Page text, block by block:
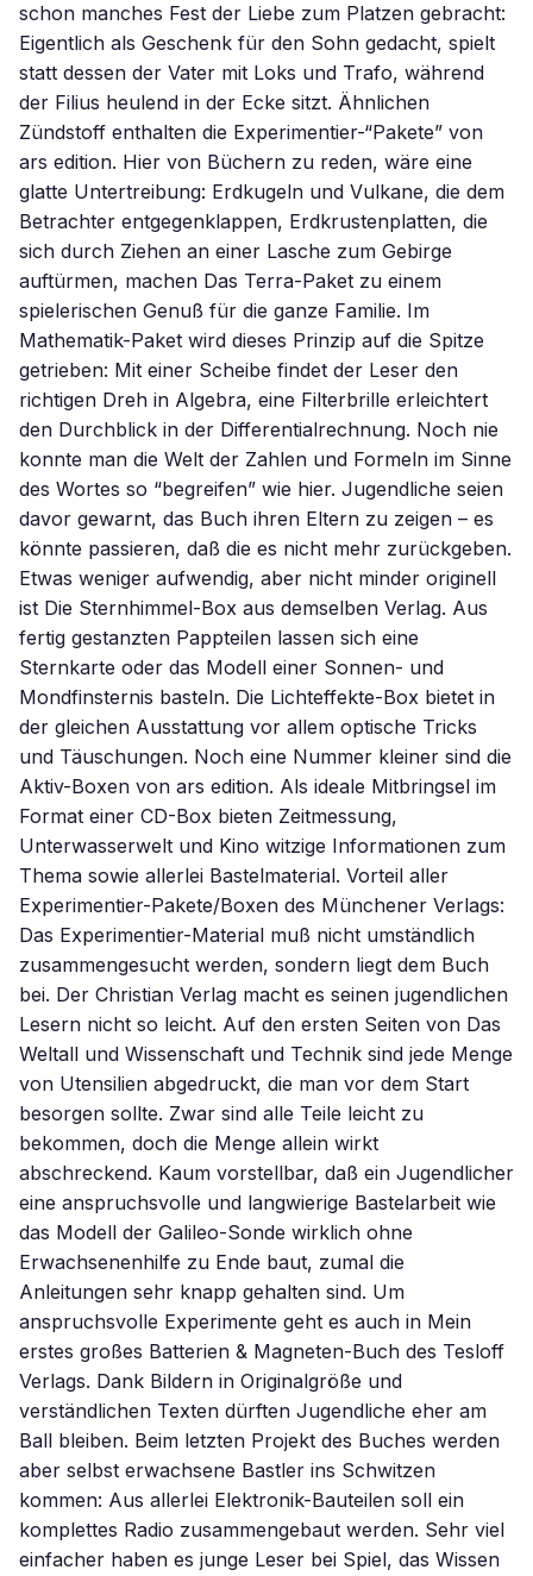
schon manches Fest der Liebe zum Platzen gebracht:
Eigentlich als Geschenk für den Sohn gedacht, spielt
statt dessen der Vater mit Loks und Trafo, während
der Filius heulend in der Ecke sitzt. Ähnlichen
Zündstoff enthalten die Experimentier-“Pakete” von
ars edition. Hier von Büchern zu reden, wäre eine
glatte Untertreibung: Erdkugeln und Vulkane, die dem
Betrachter entgegenklappen, Erdkrustenplatten, die
sich durch Ziehen an einer Lasche zum Gebirge
auftürmen, machen Das Terra-Paket zu einem
spielerischen Genuß für die ganze Familie. Im
Mathematik-Paket wird dieses Prinzip auf die Spitze
getrieben: Mit einer Scheibe findet der Leser den
richtigen Dreh in Algebra, eine Filterbrille erleichtert
den Durchblick in der Differentialrechnung. Noch nie
konnte man die Welt der Zahlen und Formeln im Sinne
des Wortes so “begreifen” wie hier. Jugendliche seien
davor gewarnt, das Buch ihren Eltern zu zeigen – es
könnte passieren, daß die es nicht mehr zurückgeben.
Etwas weniger aufwendig, aber nicht minder originell
ist Die Sternhimmel-Box aus demselben Verlag. Aus
fertig gestanzten Pappteilen lassen sich eine
Sternkarte oder das Modell einer Sonnen- und
Mondfinsternis basteln. Die Lichteffekte-Box bietet in
der gleichen Ausstattung vor allem optische Tricks
und Täuschungen. Noch eine Nummer kleiner sind die
Aktiv-Boxen von ars edition. Als ideale Mitbringsel im
Format einer CD-Box bieten Zeitmessung,
Unterwasserwelt und Kino witzige Informationen zum
Thema sowie allerlei Bastelmaterial. Vorteil aller
Experimentier-Pakete/Boxen des Münchener Verlags:
Das Experimentier-Material muß nicht umständlich
zusammengesucht werden, sondern liegt dem Buch
bei. Der Christian Verlag macht es seinen jugendlichen
Lesern nicht so leicht. Auf den ersten Seiten von Das
Weltall und Wissenschaft und Technik sind jede Menge
von Utensilien abgedruckt, die man vor dem Start
besorgen sollte. Zwar sind alle Teile leicht zu
bekommen, doch die Menge allein wirkt
abschreckend. Kaum vorstellbar, daß ein Jugendlicher
eine anspruchsvolle und langwierige Bastelarbeit wie
das Modell der Galileo-Sonde wirklich ohne
Erwachsenenhilfe zu Ende baut, zumal die
Anleitungen sehr knapp gehalten sind. Um
anspruchsvolle Experimente geht es auch in Mein
erstes großes Batterien & Magneten-Buch des Tesloff
Verlags. Dank Bildern in Originalgröße und
verständlichen Texten dürften Jugendliche eher am
Ball bleiben. Beim letzten Projekt des Buches werden
aber selbst erwachsene Bastler ins Schwitzen
kommen: Aus allerlei Elektronik-Bauteilen soll ein
komplettes Radio zusammengebaut werden. Sehr viel
einfacher haben es junge Leser bei Spiel, das Wissen